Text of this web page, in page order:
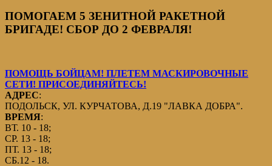
ПОМОГАЕМ 5 ЗЕНИТНОЙ РАКЕТНОЙ
БРИГАДЕ! СБОР ДО 2 ФЕВРАЛЯ!
ПОМОЩЬ БОЙЦАМ! ПЛЕТЕМ МАСКИРОВОЧНЫЕ
СЕТИ! ПРИСОЕДИНЯЙТЕСЬ!
АДРЕС:
ПОДОЛЬСК, УЛ. КУРЧАТОВА, Д.19 "ЛАВКА ДОБРА".
ВРЕМЯ:
ВТ. 10 - 18;
СР. 13 - 18;
ПТ. 13 - 18;
СБ.12 - 18.